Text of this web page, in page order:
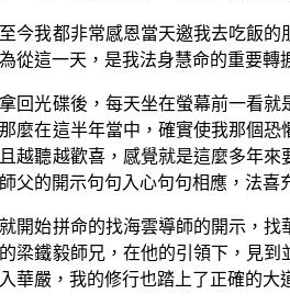
至今我都非常感恩當天邀我去吃飯的
為從這一天，是我法身慧命的重要轉
拿回光碟後，每天坐在螢幕前一看就
那麼在這半年當中，確實使我那個恐
且越聽越歡喜，感覺就是這麼多年來
師父的開示句句入心句句相應，法喜
就開始拼命的找海雲導師的開示，找
的梁鐵毅師兄，在他的引領下，見到
入華嚴，我的修行也踏上了正確的大